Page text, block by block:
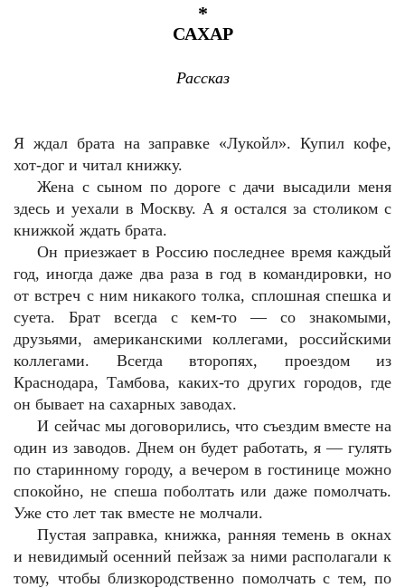
*
САХАР
Рассказ
Я ждал брата на заправке «Лукойл». Купил кофе,
хот-дог и читал книжку.
Жена с сыном по дороге с дачи высадили меня
здесь и уехали в Москву. А я остался за столиком с
книжкой ждать брата.
Он приезжает в Россию последнее время каждый
год, иногда даже два раза в год в командировки, но
от встреч с ним никакого толка, сплошная спешка и
суета. Брат всегда с кем-то — со знакомыми,
друзьями, американскими коллегами, российскими
коллегами. Всегда второпях, проездом из
Краснодара, Тамбова, каких-то других городов, где
он бывает на сахарных заводах.
И сейчас мы договорились, что съездим вместе на
один из заводов. Днем он будет работать, я — гулять
по старинному городу, а вечером в гостинице можно
спокойно, не спеша поболтать или даже помолчать.
Уже сто лет так вместе не молчали.
Пустая заправка, книжка, ранняя темень в окнах
и невидимый осенний пейзаж за ними располагали к
тому, чтобы близкородственно помолчать с тем, по